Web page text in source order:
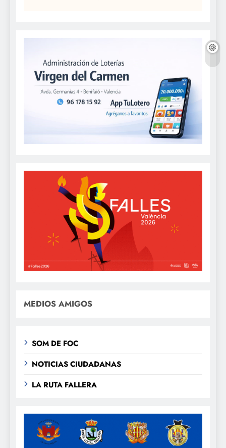
MEDIOS AMIGOS
SOM DE FOC
NOTICIAS CIUDADANAS
LA RUTA FALLERA